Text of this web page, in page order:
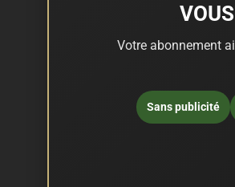
Votre abonnement
Sans publicité